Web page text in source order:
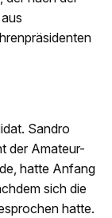
Sandro
der Amateur-
hatte Anfang
sich die
hatte.